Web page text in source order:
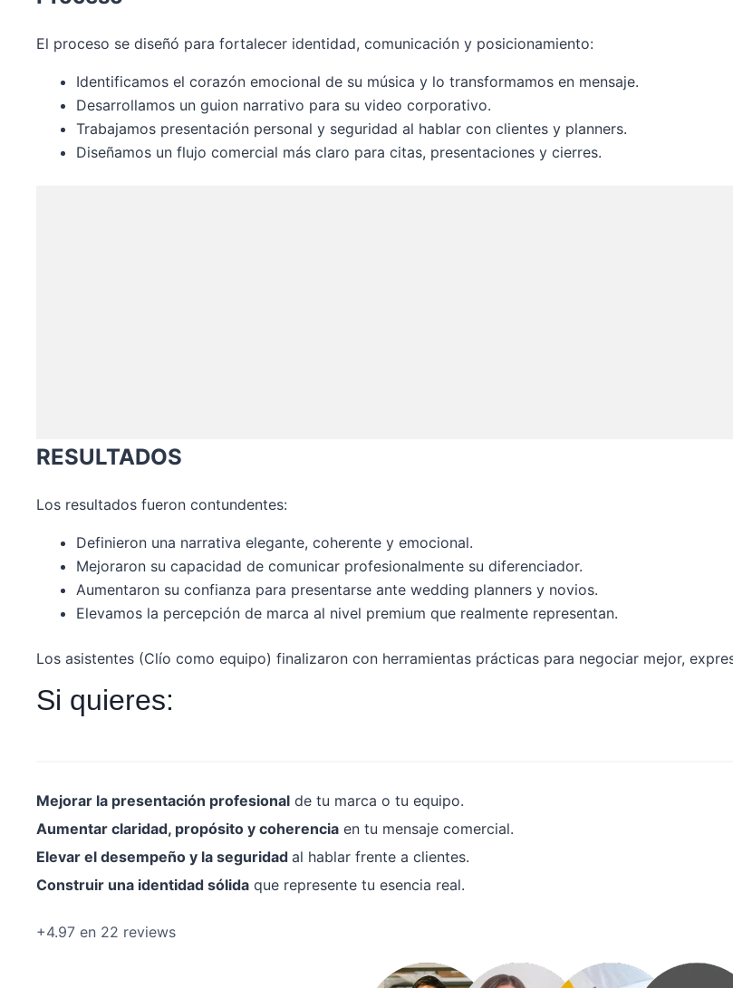
El proceso se diseñó para fortalecer identidad, comunicación y posicionamiento:
Identificamos el corazón emocional de su música y lo transformamos en mensaje.
Desarrollamos un guion narrativo para su video corporativo.
Trabajamos presentación personal y seguridad al hablar con clientes y planners.
Diseñamos un flujo comercial más claro para citas, presentaciones y cierres.
RESULTADOS
Los resultados fueron contundentes:
Definieron una narrativa elegante, coherente y emocional.
Mejoraron su capacidad de comunicar profesionalmente su diferenciador.
Aumentaron su confianza para presentarse ante wedding planners y novios.
Elevamos la percepción de marca al nivel premium que realmente representan.
Los asistentes (Clío como equipo) finalizaron con herramientas prácticas para negociar mejor,
Si quieres:
Mejorar la presentación profesional de tu marca o tu equipo.
Aumentar claridad, propósito y coherencia en tu mensaje comercial.
Elevar el desempeño y la seguridad al hablar frente a clientes.
Construir una identidad sólida que represente tu esencia real.
+4.97 en 22 reviews